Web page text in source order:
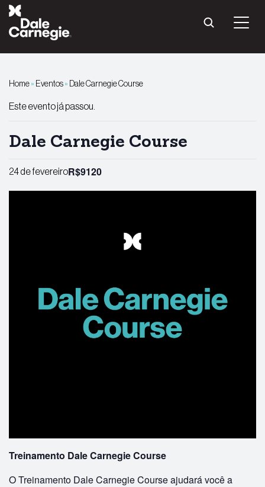
Pular
conteúdo
Home» Eventos» Dale Carnegie Course
Este evento já passou.
Dale Carnegie Course
24 de fevereiroR$9120
Treinamento Dale Carnegie Course
O Treinamento Dale Carnegie Course ajudará você a